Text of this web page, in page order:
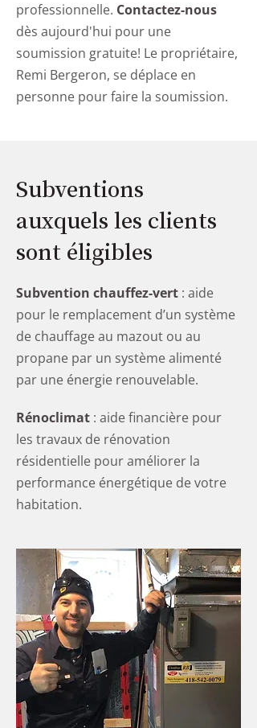
professionnelle. Contactez-nous
dès aujourd'hui pour une
soumission gratuite! Le propriétaire,
Remi Bergeron, se déplace en
personne pour faire la soumission.
Subventions
auxquels les clients
sont éligibles
Subvention chauffez-vert : aide
pour le remplacement d’un système
de chauffage au mazout ou au
propane par un système alimenté
par une énergie renouvelable.
Rénoclimat : aide financière pour
les travaux de rénovation
résidentielle pour améliorer la
performance énergétique de votre
habitation.